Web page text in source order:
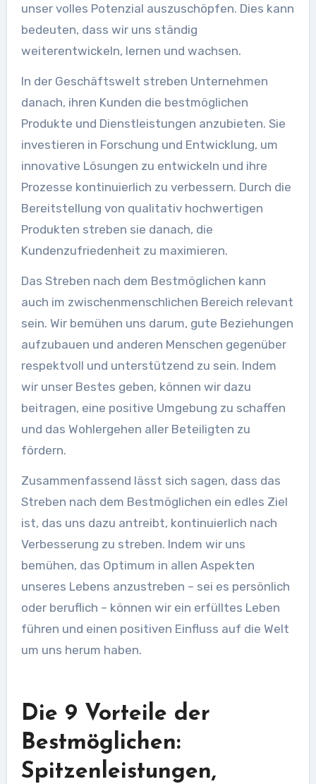
unser volles Potenzial auszuschöpfen. Dies kann
bedeuten, dass wir uns ständig
weiterentwickeln, lernen und wachsen.
In der Geschäftswelt streben Unternehmen
danach, ihren Kunden die bestmöglichen
Produkte und Dienstleistungen anzubieten. Sie
investieren in Forschung und Entwicklung, um
innovative Lösungen zu entwickeln und ihre
Prozesse kontinuierlich zu verbessern. Durch die
Bereitstellung von qualitativ hochwertigen
Produkten streben sie danach, die
Kundenzufriedenheit zu maximieren.
Das Streben nach dem Bestmöglichen kann
auch im zwischenmenschlichen Bereich relevant
sein. Wir bemühen uns darum, gute Beziehungen
aufzubauen und anderen Menschen gegenüber
respektvoll und unterstützend zu sein. Indem
wir unser Bestes geben, können wir dazu
beitragen, eine positive Umgebung zu schaffen
und das Wohlergehen aller Beteiligten zu
fördern.
Zusammenfassend lässt sich sagen, dass das
Streben nach dem Bestmöglichen ein edles Ziel
ist, das uns dazu antreibt, kontinuierlich nach
Verbesserung zu streben. Indem wir uns
bemühen, das Optimum in allen Aspekten
unseres Lebens anzustreben – sei es persönlich
oder beruflich – können wir ein erfülltes Leben
führen und einen positiven Einfluss auf die Welt
um uns herum haben.
Die 9 Vorteile der
Bestmöglichen:
Spitzenleistungen,